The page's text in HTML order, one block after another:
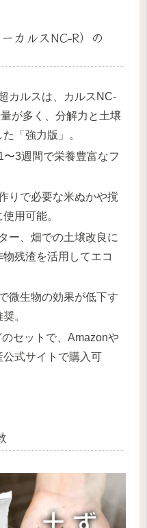
カルスNC-R）の
カルスは、カルスNC-
が多く、分解力と土壌
「強力版」。
〜3週間で栄養豊富なフ
りで必要な米ぬかや撹
用可能。
ー、畑での土壌改良に
残渣を活用してエコ
微生物の効果が低下す
。
セットで、Amazonや
式サイトで購入可